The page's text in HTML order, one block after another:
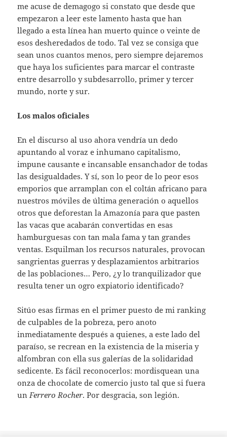
me acuse de demagogo si constato que desde que
empezaron a leer este lamento hasta que han
llegado a esta línea han muerto quince o veinte de
esos desheredados de todo. Tal vez se consiga que
sean unos cuantos menos, pero siempre dejaremos
que haya los suficientes para marcar el contraste
entre desarrollo y subdesarrollo, primer y tercer
mundo, norte y sur.
Los malos oficiales
En el discurso al uso ahora vendría un dedo
apuntando al voraz e inhumano capitalismo,
impune causante e incansable ensanchador de todas
las desigualdades. Y sí, son lo peor de lo peor esos
emporios que arramplan con el coltán africano para
nuestros móviles de última generación o aquellos
otros que deforestan la Amazonía para que pasten
las vacas que acabarán convertidas en esas
hamburguesas con tan mala fama y tan grandes
ventas. Esquilman los recursos naturales, provocan
sangrientas guerras y desplazamientos arbitrarios
de las poblaciones… Pero, ¿y lo tranquilizador que
resulta tener un ogro expiatorio identificado?
Sitúo esas firmas en el primer puesto de mi ranking
de culpables de la pobreza, pero anoto
inmediatamente después a quienes, a este lado del
paraíso, se recrean en la existencia de la miseria y
alfombran con ella sus galerías de la solidaridad
sedicente. Es fácil reconocerlos: mordisquean una
onza de chocolate de comercio justo tal que si fuera
unFerrero Rocher. Por desgracia, son legión.